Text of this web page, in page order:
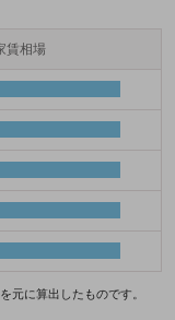
賃相場
元に算出したものです。